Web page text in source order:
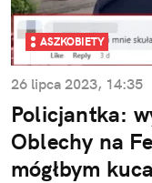
ASZKOBIETY
26 lipca 2023, 14:35
Policjantka:
Oblechy na
mógłbym